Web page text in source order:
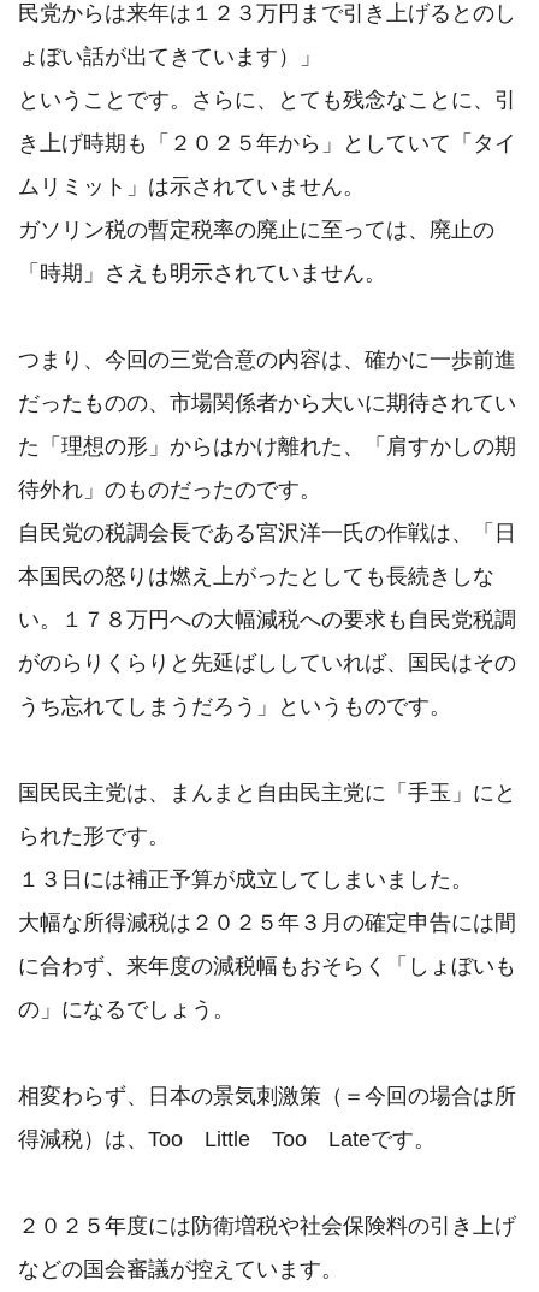
民党からは来年は１２３万円まで引き上げるとのし
ょぼい話が出てきています）」
ということです。さらに、とても残念なことに、引
き上げ時期も「２０２５年から」としていて「タイ
ムリミット」は示されていません。
ガソリン税の暫定税率の廃止に至っては、廃止の
「時期」さえも明示されていません。
つまり、今回の三党合意の内容は、確かに一歩前進
だったものの、市場関係者から大いに期待されてい
た「理想の形」からはかけ離れた、「肩すかしの期
待外れ」のものだったのです。
自民党の税調会長である宮沢洋一氏の作戦は、「日
本国民の怒りは燃え上がったとしても長続きしな
い。１７８万円への大幅減税への要求も自民党税調
がのらりくらりと先延ばししていれば、国民はその
うち忘れてしまうだろう」というものです。
国民民主党は、まんまと自由民主党に「手玉」にと
られた形です。
１３日には補正予算が成立してしまいました。
大幅な所得減税は２０２５年３月の確定申告には間
に合わず、来年度の減税幅もおそらく「しょぼいも
の」になるでしょう。
相変わらず、日本の景気刺激策（＝今回の場合は所
得減税）は、Too　Little　Too　Lateです。
２０２５年度には防衛増税や社会保険料の引き上げ
などの国会審議が控えています。